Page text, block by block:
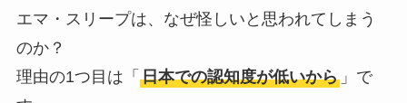
エマ・スリープは、なぜ怪しいと思われてしまう
のか？
理由の1つ目は「 日本での認知度が低いから」で